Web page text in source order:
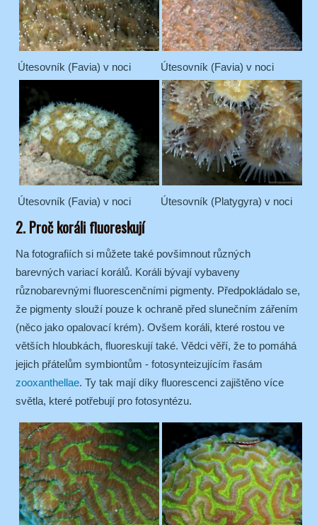
Útesovník (Favia) v noci Útesovník (Favia) v noci
Útesovník (Favia) v noci Útesovník (Platygyra) v noci
2. Proč koráli fluoreskují
Na fotografiích si můžete také povšimnout různých
barevných variací korálů. Koráli bývají vybaveny
různobarevnými fluorescenčními pigmenty. Předpokládalo se,
že pigmenty slouží pouze k ochraně před slunečním zářením
(něco jako opalovací krém). Ovšem koráli, které rostou ve
větších hloubkách, fluoreskují také. Vědci věří, že to pomáhá
jejich přátelům symbiontům - fotosynteizujícím řasám
zooxanthellae. Ty tak mají díky fluorescenci zajištěno více
světla, které potřebují pro fotosyntézu.